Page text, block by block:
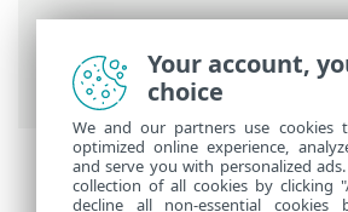
Ηλεκτρονική βοήθεια ESET
Disk Encryption >Εισαγωγή
Disk Encryption> EFDE για
Your account,
choice
We and our partners use
optimized online experience,
and serve you with personalized
collection of all cookies by clicking
decline all non-essential cookies